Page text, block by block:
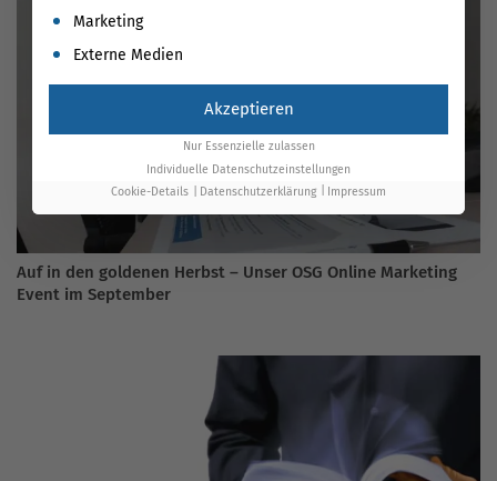
Auf in den goldenen Herbst – Unser OSG Online Marketing
Event im September
Marketing
Externe Medien
Akzeptieren
Nur Essenzielle zulassen
Individuelle Datenschutzeinstellungen
Cookie-Details
Datenschutzerklärung Impressum